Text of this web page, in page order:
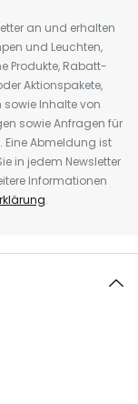
an und erhalten
und Leuchten,
Produkte, Rabatt-
Aktionspakete,
Inhalte von
sowie Anfragen für
Abmeldung ist
in jedem Newsletter
Informationen
.